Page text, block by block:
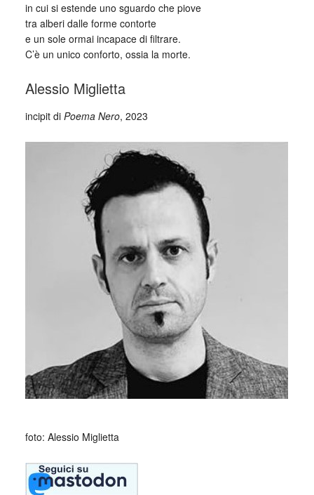
in cui si estende uno sguardo che piove
tra alberi dalle forme contorte
e un sole ormai incapace di filtrare.
C’è un unico conforto, ossia la morte.
Alessio Miglietta
incipit di Poema Nero, 2023
foto: Alessio Miglietta